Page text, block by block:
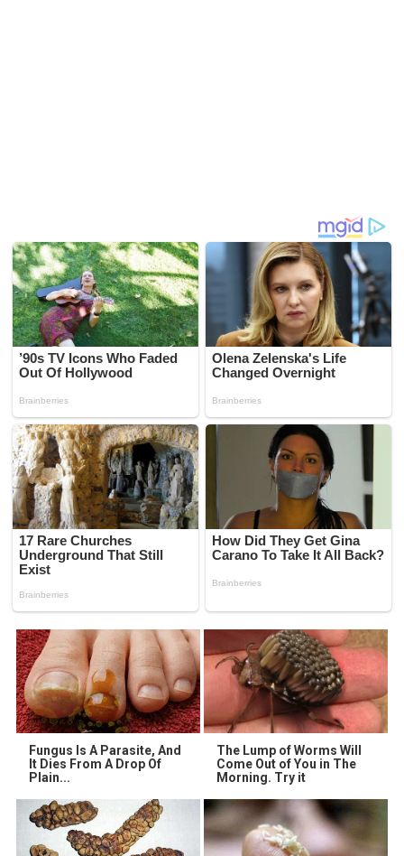
Fungus Is A Parasite, And
It Dies From A Drop Of
Plain...
The Lump of Worms Will
Come Out of You in The
Morning. Try it